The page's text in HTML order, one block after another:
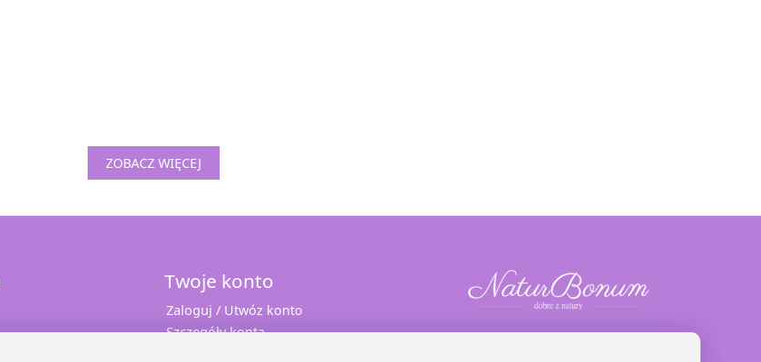
ZOBACZ WIĘCEJ
Twoje konto
Zaloguj / Utwóz konto
Szczegóły konta